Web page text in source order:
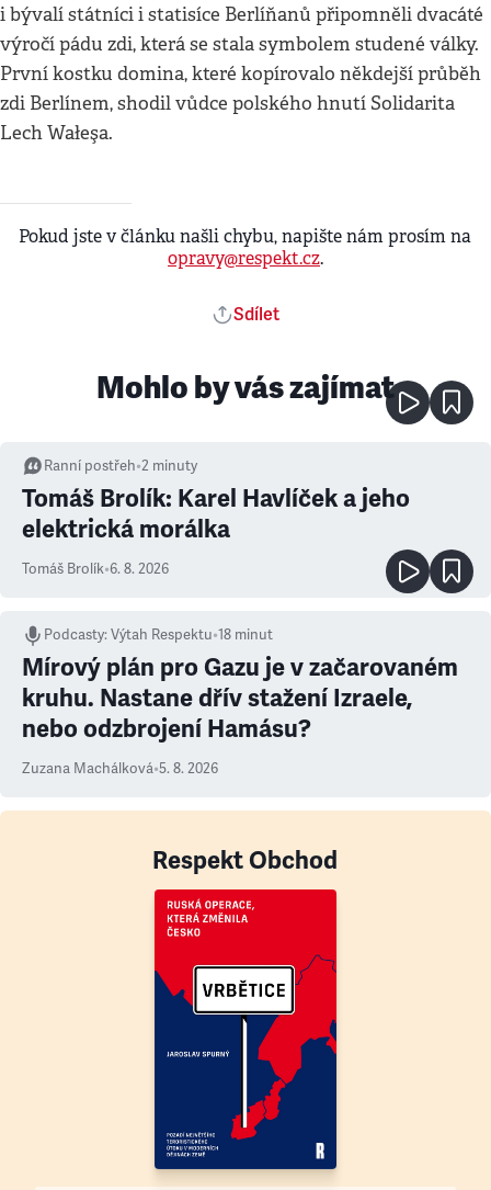
i bývalí státníci i statisíce Berlíňanů připomněli dvacáté
výročí pádu zdi, která se stala symbolem studené války.
První kostku domina, které kopírovalo někdejší průběh
zdi Berlínem, shodil vůdce polského hnutí Solidarita
Lech Wałeşa.
Pokud jste v článku našli chybu, napište nám prosím na
opravy@respekt.cz.
Sdílet
Mohlo by vás zajímat
Ranní postřeh•2 minuty
Tomáš Brolík: Karel Havlíček a jeho
elektrická morálka
Tomáš Brolík•6. 8. 2026
Podcasty:Výtah Respektu•18 minut
Mírový plán pro Gazu je v začarovaném
kruhu. Nastane dřív stažení Izraele,
nebo odzbrojení Hamásu?
Zuzana Machálková•5. 8. 2026
Respekt Obchod